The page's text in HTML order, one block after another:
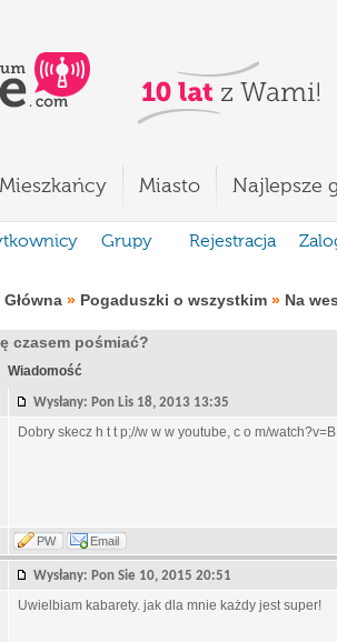
Mieszkańcy Miasto Najlepsze
Grupy Rejestracja
» Pogaduszki o wszystkim » Na
czasem pośmiać?
Wiadomość
Wysłany: Pon Lis 18, 2013 13:35
Dobry skecz h t t p;//w w w youtube, c o m/
PW Email
Wysłany: Pon Sie 10, 2015 20:51
Uwielbiam kabarety. jak dla mnie każdy jest super!